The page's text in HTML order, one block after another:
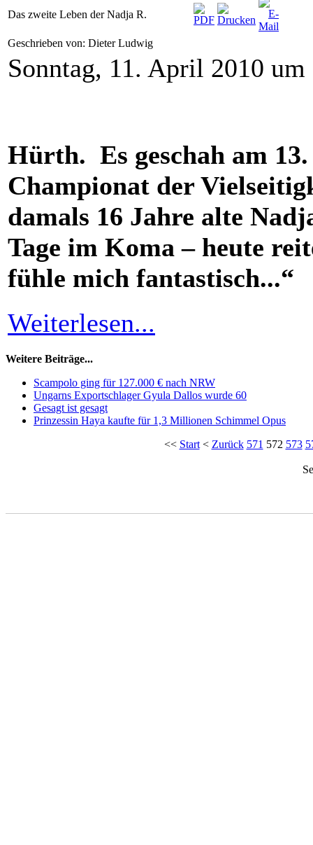
Das zweite Leben der Nadja R.
Geschrieben von: Dieter Ludwig
Sonntag, 11. April 2010 um
Hürth. Es geschah am
Championat der
damals 16 Jahre alte
Tage im Koma – heute
fühle mich fantastisch...“
Weiterlesen...
Weitere Beiträge...
Scampolo ging für 127.000 € nach NRW
Ungarns Exportschlager Gyula Dallos wurde 60
Gesagt ist gesagt
Prinzessin Haya kaufte für 1,3 Millionen Schimmel Opus
<< Start< Zurück 571 572 573